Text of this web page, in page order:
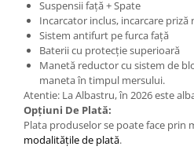
Suspensii față + Spate
Incarcator inclus, incarcare priză
Sistem antifurt pe furca față
Baterii cu protecție superioară
Manetă reductor cu sistem de
maneta în timpul mersului.
Atentie: La Albastru, în 2026 este
Opțiuni De Plată:
Plata produselor se poate face prin
modalitățile de plată.